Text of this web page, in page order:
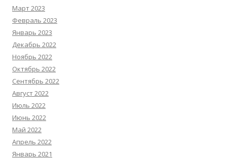
Март 2023
Февраль 2023
Январь 2023
Декабрь 2022
Ноябрь 2022
Октябрь 2022
Сентябрь 2022
Август 2022
Июль 2022
Июнь 2022
Май 2022
Апрель 2022
Январь 2021